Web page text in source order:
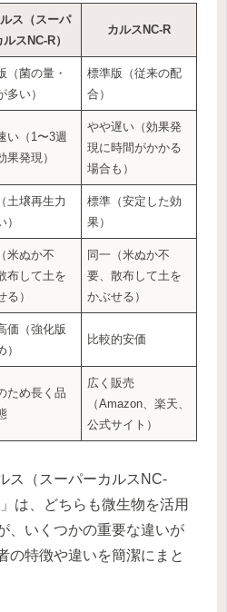
ス（スーパ
スNC-R）
カルスNC-R
（菌の量・
多い）
標準版（従来の配
合）
い（1〜3週
果発現）
やや遅い（効果発
現に時間がかかる
場合も）
土壌再生力
）
標準（安定した効
果）
米ぬか不
布して土を
る）
同一（米ぬか不
要、散布して土を
かぶせる）
価（強化版
）
比較的安価
ため長く品
広く販売
（Amazon、楽天、
公式サイト）
ス（スーパーカルスNC-
は、どちらも微生物を活用
、いくつかの重要な違いが
の特徴や違いを簡潔にまと